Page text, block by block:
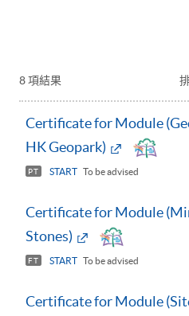
8 項結果
Certificate for Module
HK Geopark)
PT START To be advised
Certificate for Module
Stones)
FT START To be advised
Certificate for Module